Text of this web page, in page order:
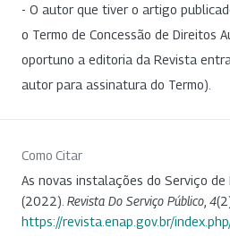
- O autor que tiver o artigo
o Termo de Concessão de Direitos
oportuno a editoria da Revista
autor para assinatura do Termo).
Como Citar
As novas instalações do Serviço de
(2022). Revista Do Serviço Público 4
https://revista.enap.gov.br/